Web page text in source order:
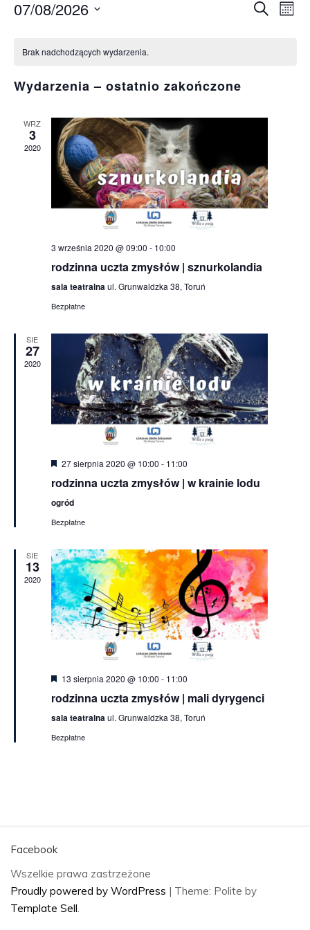
Szukaj
07/08/2026
Kalendarz
Wydarzenia
Brak nadchodzących wydarzenia.
Wydarzenia – ostatnio zakończone
WRZ
3
2020
3 września 2020 @ 09:00 - 10:00
rodzinna uczta zmysłów | sznurkolandia
sala teatralnaul. Grunwaldzka 38, Toruń
Bezpłatne
SIE
27
2020
Wyróżnione
27 sierpnia 2020 @ 10:00 - 11:00
rodzinna uczta zmysłów | w krainie lodu
ogród
Bezpłatne
SIE
13
2020
Wyróżnione
13 sierpnia 2020 @ 10:00 - 11:00
rodzinna uczta zmysłów | mali dyrygenci
sala teatralnaul. Grunwaldzka 38, Toruń
Bezpłatne
Facebook
Wszelkie prawa zastrzeżone
Proudly powered by WordPress | Theme: Polite by
Template Sell.